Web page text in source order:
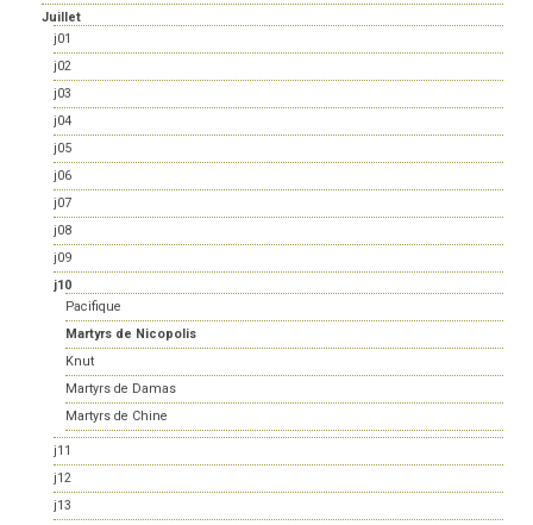
Juillet
j01
j02
j03
j04
j05
j06
j07
j08
j09
j10
Pacifique
Martyrs de Nicopolis
Knut
Martyrs de Damas
Martyrs de Chine
j11
j12
j13